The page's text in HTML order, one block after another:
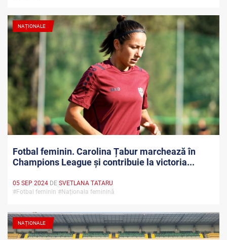
NAȚIONALE
Fotbal feminin. Carolina Țabur marchează în
Champions League și contribuie la victoria...
05 SEP 2024 DE SVETLANA TATARU
#Fotbal feminin #Naționala feminină
NAȚIONALE